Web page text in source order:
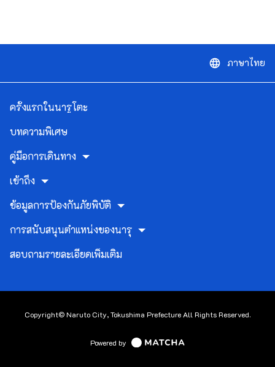
language ภาษาไทย
ครั้งแรกในนารูโตะ
บทความพิเศษ
คู่มือการเดินทาง
เข้าถึง
ข้อมูลการป้องกันภัยพิบัติ
การสนับสนุนตำแหน่งของนารุ
สอบถามรายละเอียดเพิ่มเติม
Copyright© Naruto City, Tokushima Prefecture All Rights Reserved.
Powered by